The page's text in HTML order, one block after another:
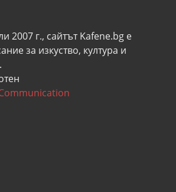
2007 г., сайтът Kafene.bg e
за изкуство, култура и